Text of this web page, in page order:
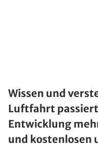
Wissen und
Luftfahrt
Entwicklung
und kostenlosen